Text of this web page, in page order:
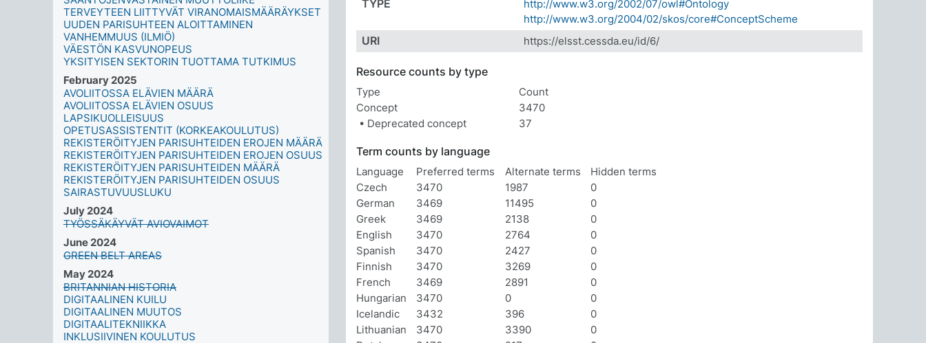
TERVEYTEEN LIITTYVÄT VIRANOMAISMÄÄRÄYKSET
UUDEN PARISUHTEEN ALOITTAMINEN
VANHEMMUUS (ILMIÖ)
VÄESTÖN KASVUNOPEUS
YKSITYISEN SEKTORIN TUOTTAMA TUTKIMUS
February 2025
AVOLIITOSSA ELÄVIEN MÄÄRÄ
AVOLIITOSSA ELÄVIEN OSUUS
LAPSIKUOLLEISUUS
OPETUSASSISTENTIT (KORKEAKOULUTUS)
REKISTERÖITYJEN PARISUHTEIDEN EROJEN MÄÄRÄ
REKISTERÖITYJEN PARISUHTEIDEN EROJEN OSUUS
REKISTERÖITYJEN PARISUHTEIDEN MÄÄRÄ
REKISTERÖITYJEN PARISUHTEIDEN OSUUS
SAIRASTUVUUSLUKU
July 2024
TYÖSSÄKÄYVÄT AVIOVAIMOT
June 2024
GREEN BELT AREAS
May 2024
BRITANNIAN HISTORIA
DIGITAALINEN KUILU
DIGITAALINEN MUUTOS
DIGITAALITEKNIIKKA
INKLUSIIVINEN KOULUTUS
TYPE
http://www.w3.org/2002/07/owl#Ontology
http://www.w3.org/2004/02/skos/core#ConceptScheme
URI https://elsst.cessda.eu/id/6/
Resource counts by type
Type
Count
Concept
3470
• Deprecated concept
37
Term counts by language
Language Preferred terms Alternate terms
Hidden terms
Czech
3470 1987
0
German
3469 11495
0
Greek
3469 2138
0
English
3470 2764
0
Spanish
3470 2427
0
Finnish
3470 3269
0
French
3469 2891
0
Hungarian
3470 0
0
Icelandic
3432 396
0
Lithuanian
3470 3390
0